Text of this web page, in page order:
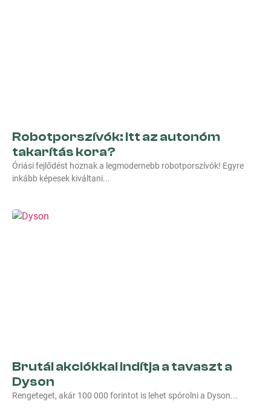
Robotporszívók: Itt az autonóm
takarítás kora?
Óriási fejlődést hoznak a legmodernebb robotporszívók! Egyre
inkább képesek kiváltani
Brutál akciókkal indítja a tavaszt a
Dyson
Rengeteget, akár 100 000 forintot is lehet spórolni a Dyson